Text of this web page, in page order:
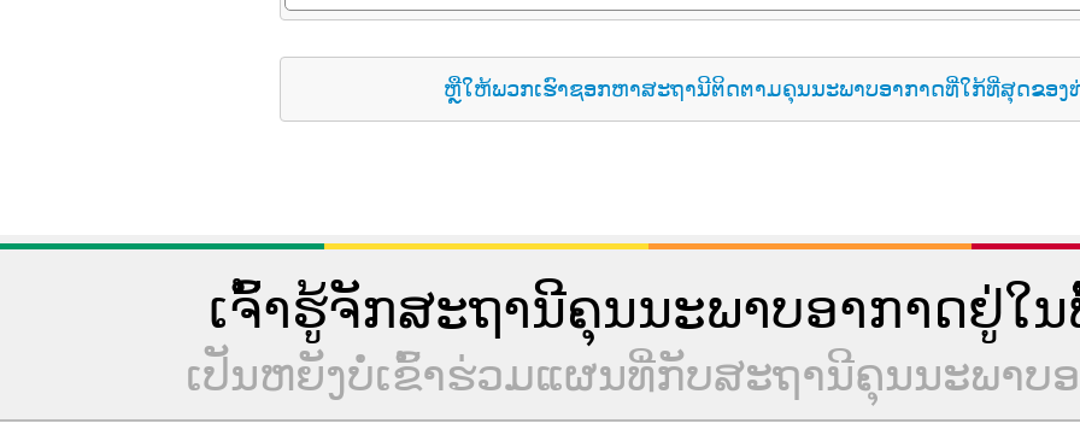
ຫຼືໃຫ້ພວກເຮົາຊອກຫາສະຖານີຕິດຕາມຄຸນນະພາບອາກາດທີ່ໃກ້ທີ່ສຸດຂອງ
ເຈົ້າຮູ້ຈັກສະຖານີຄຸນນະພາບອາກາດຢູ່ໃນ
ເປັນຫຍັງບໍ່ເຂົ້າຮ່ວມແຜນທີ່ກັບສະຖານີຄຸນນະພາບອ